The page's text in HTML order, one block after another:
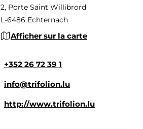
2, Porte Saint Willibrord
L-6486 Echternach
Afficher sur la carte
+352 26 72 39 1
info@trifolion.lu
http://www.trifolion.lu